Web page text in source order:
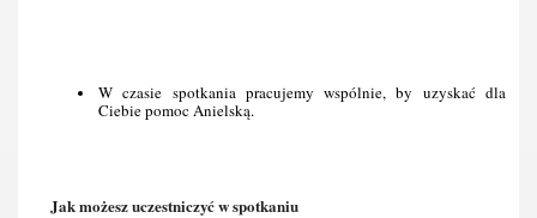
W czasie spotkania pracujemy wspólnie, by uzyskać dla
Ciebie pomoc Anielską.
Jak możesz uczestniczyć w spotkaniu